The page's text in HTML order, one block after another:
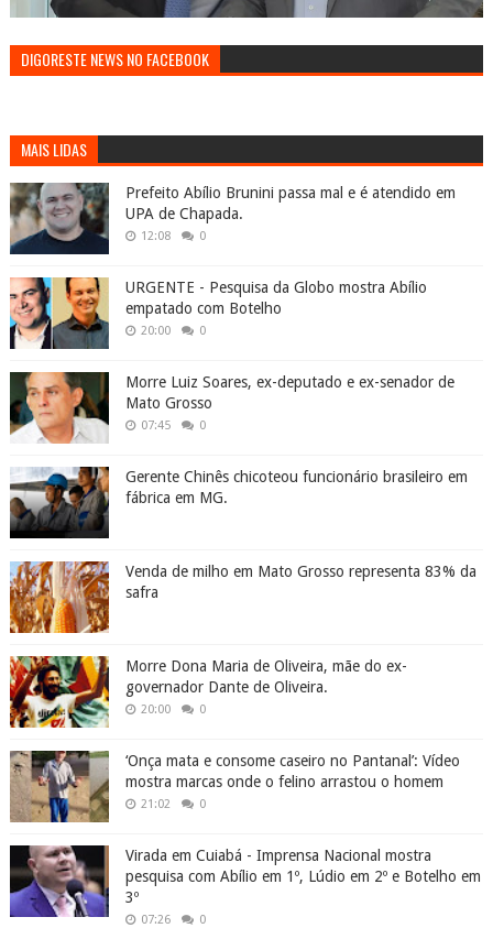
DIGORESTE NEWS NO FACEBOOK
MAIS LIDAS
Prefeito Abílio Brunini passa mal e é atendido em
UPA de Chapada.
12:08 0
URGENTE - Pesquisa da Globo mostra Abílio
empatado com Botelho
20:00 0
Morre Luiz Soares, ex-deputado e ex-senador de
Mato Grosso
07:45 0
Gerente Chinês chicoteou funcionário brasileiro em
fábrica em MG.
Venda de milho em Mato Grosso representa 83% da
safra
Morre Dona Maria de Oliveira, mãe do ex-
governador Dante de Oliveira.
20:00 0
‘Onça mata e consome caseiro no Pantanal’: Vídeo
mostra marcas onde o felino arrastou o homem
21:02 0
Virada em Cuiabá - Imprensa Nacional mostra
pesquisa com Abílio em 1º, Lúdio em 2º e Botelho em
3º
07:26 0